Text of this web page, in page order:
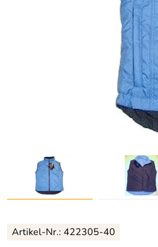
Artikel-Nr.: 422305-40